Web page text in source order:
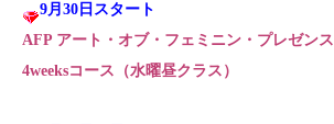
9月30日スタート
AFP アート・オブ・フェミニン・プレゼンス
4weeksコース（水曜昼クラス）